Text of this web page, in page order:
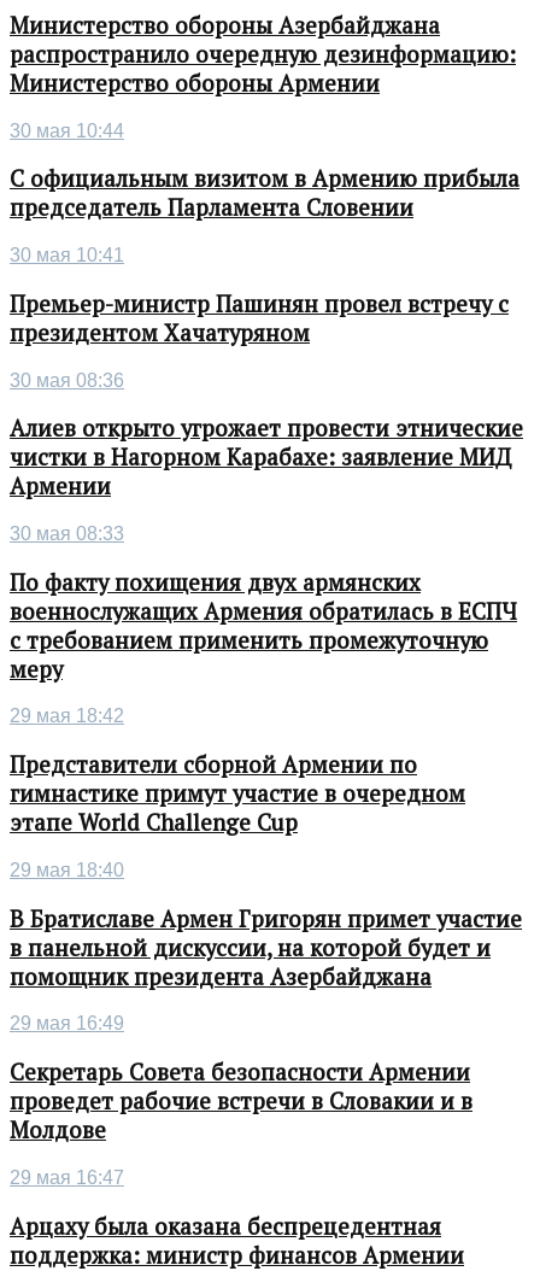
Министерство обороны Азербайджана
распространило очередную дезинформацию:
Министерство обороны Армении
30 мая 10:44
С официальным визитом в Армению прибыла
председатель Парламента Словении
30 мая 10:41
Премьер-министр Пашинян провел встречу с
президентом Хачатуряном
30 мая 08:36
Алиев открыто угрожает провести этнические
чистки в Нагорном Карабахе: заявление МИД
Армении
30 мая 08:33
По факту похищения двух армянских
военнослужащих Армения обратилась в ЕСПЧ
с требованием применить промежуточную
меру
29 мая 18:42
Представители сборной Армении по
гимнастике примут участие в очередном
этапе World Challenge Cup
29 мая 18:40
В Братиславе Армен Григорян примет участие
в панельной дискуссии, на которой будет и
помощник президента Азербайджана
29 мая 16:49
Секретарь Совета безопасности Армении
проведет рабочие встречи в Словакии и в
Молдове
29 мая 16:47
Арцаху была оказана беспрецедентная
поддержка: министр финансов Армении